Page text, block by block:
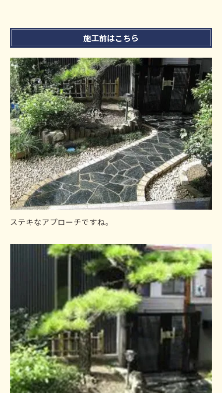
施工前はこちら
ステキなアプローチですね。